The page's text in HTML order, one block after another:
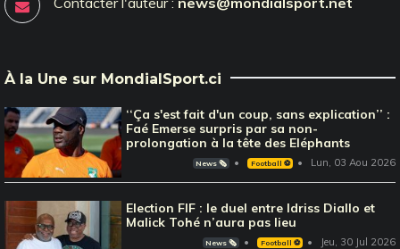
À la Une sur MondialSport.ci
‘‘Ça s'est fait d'un coup, sans explication’’ :
Faé Emerse surpris par sa non-
prolongation à la tête des Eléphants
News 🗞️ Football ⚽️ Lun, 03 Aou 2026
Election FIF : le duel entre Idriss Diallo et
Malick Tohé n’aura pas lieu
News 🗞️ Football ⚽️ Jeu, 30 Jul 2026